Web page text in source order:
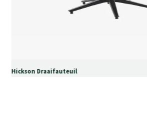
Hickson Draaifauteuil